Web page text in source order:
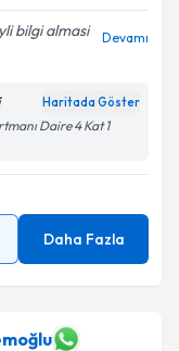
bilgi almasi
Devamı
Haritada Göster
Daire 4 Kat 1
Daha Fazla